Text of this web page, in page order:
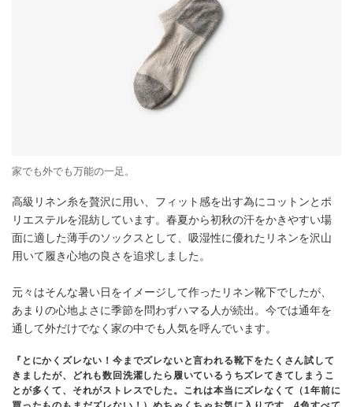
家でも外でも万能の一足。
高級リネン糸を贅沢に用い、フィット感を出す為にコットンとポ
リエステルを混紡しています。春夏から初秋の汗をかきやすい場
面に適した薄手のソックスとして、吸湿性に優れたリネンを沢山
用いて履き心地の良さを追求しました。
元々はそんな暑い日をイメージして作ったリネン靴下でしたが、
あまりの心地よさに季節を問わずハマる人が続出。今では通年を
通して外だけでなく家の中でも人気を呼んでいます。
『とにかくズレない！今までズレないと言われる靴下をたくさん試して
きましたが、どれも数回洗濯したら履いているうちズレてきてしまうこ
とが多くて、それがストレスでした。これは本当にズレなくて（1年前に